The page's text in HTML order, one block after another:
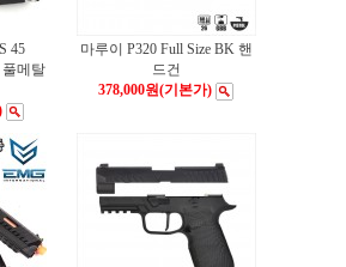
45
메탈
마루이 P320 Full Size BK 핸
드건
378,000원(기본가)